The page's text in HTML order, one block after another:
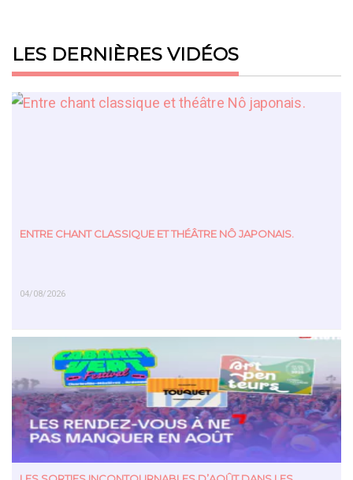
LES DERNIÈRES VIDÉOS
ENTRE CHANT CLASSIQUE ET THÉÂTRE NÔ JAPONAIS.
04/08/2026
EN SAVOIR PLUS